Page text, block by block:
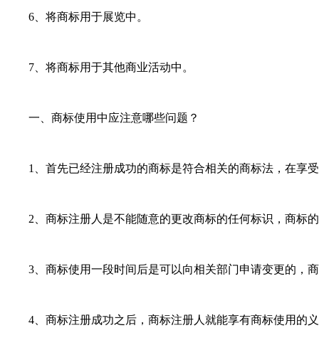
6、将商标用于展览中。
7、将商标用于其他商业活动中。
一、商标使用中应注意哪些问题？
1、首先已经注册成功的商标是符合相关的商标法，在享
2、商标注册人是不能随意的更改商标的任何标识，商标的
3、商标使用一段时间后是可以向相关部门申请变更的，商
4、商标注册成功之后，商标注册人就能享有商标使用的义